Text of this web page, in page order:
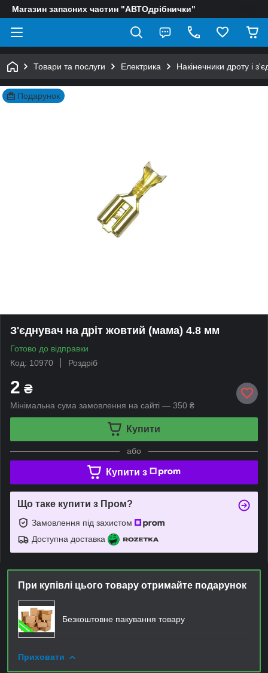
Магазин запасних частин "АВТОдрібнички"
Товари та послуги Електрика Накінечники дроту і
Подарунок
З'єднувач на дріт жовтий (мама) 4.8 мм
Готово до відправки
Код: 10970
Роздріб
2 ₴
Мінімальна сума замовлення на сайті — 350 ₴
Купити
або
Купити з
Що таке купити з Пром?
Замовлення під захистом
Доступна доставка
При купівлі цього товару отримайте подарунок
Безкоштовне пакування товару
Приховати